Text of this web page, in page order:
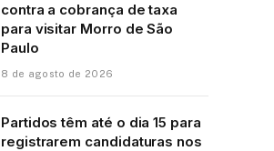
contra a cobrança de taxa
para visitar Morro de São
Paulo
8 de agosto de 2026
Partidos têm até o dia 15 para
registrarem candidaturas nos